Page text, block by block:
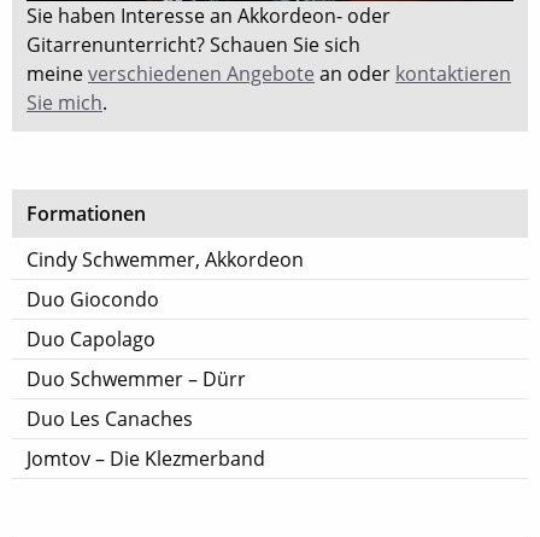
Sie haben Interesse an Akkordeon- oder
Gitarrenunterricht? Schauen Sie sich
meineverschiedenen Angebote an oder kontaktieren
Sie mich.
Formationen
Cindy Schwemmer, Akkordeon
Duo Giocondo
Duo Capolago
Duo Schwemmer – Dürr
Duo Les Canaches
Jomtov – Die Klezmerband